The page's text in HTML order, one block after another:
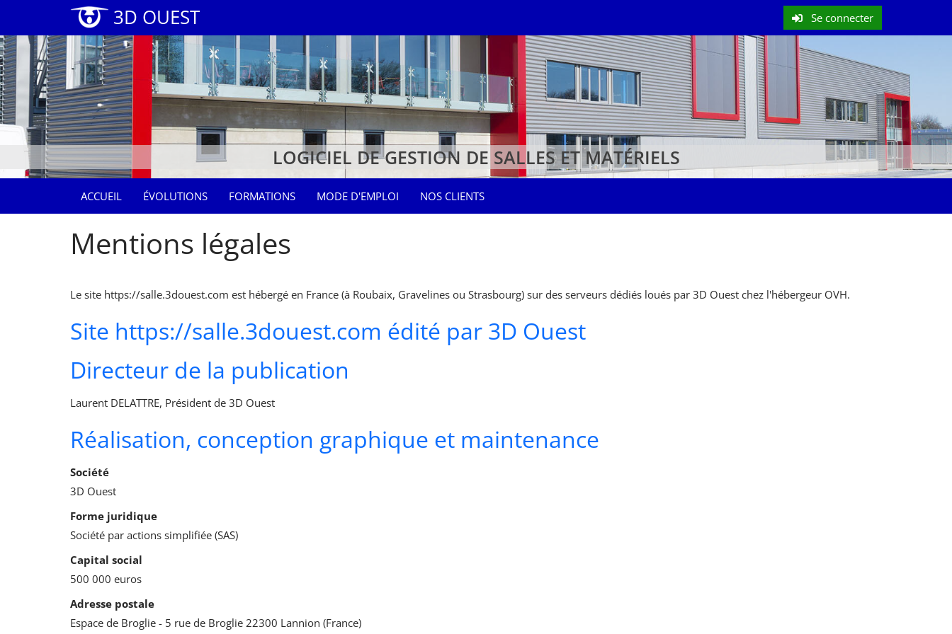
3D OUEST Se connecter
LOGICIEL DE GESTION DE SALLES ET MATÉRIELS
ACCUEIL ÉVOLUTIONS FORMATIONS MODE D'EMPLOI NOS CLIENTS
Mentions légales
Le site https://salle.3douest.com est hébergé en France (à Roubaix, Gravelines ou Strasbourg) sur des serveurs dédiés loués par 3D Ouest chez l'hébergeur OVH.
Site https://salle.3douest.com édité par 3D Ouest
Directeur de la publication
Laurent DELATTRE, Président de 3D Ouest
Réalisation, conception graphique et maintenance
Société
3D Ouest
Forme juridique
Société par actions simplifiée (SAS)
Capital social
500 000 euros
Adresse postale
Espace de Broglie - 5 rue de Broglie 22300 Lannion (France)